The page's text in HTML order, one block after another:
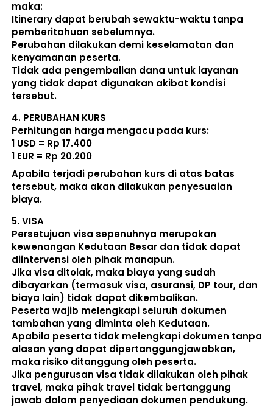
maka:
Itinerary dapat berubah sewaktu-waktu tanpa
pemberitahuan sebelumnya.
Perubahan dilakukan demi keselamatan dan
kenyamanan peserta.
Tidak ada pengembalian dana untuk layanan
yang tidak dapat digunakan akibat kondisi
tersebut.
4. PERUBAHAN KURS
Perhitungan harga mengacu pada kurs:
1 USD = Rp 17.400
1 EUR = Rp 20.200
Apabila terjadi perubahan kurs di atas batas
tersebut, maka akan dilakukan penyesuaian
biaya.
5. VISA
Persetujuan visa sepenuhnya merupakan
kewenangan Kedutaan Besar dan tidak dapat
diintervensi oleh pihak manapun.
Jika visa ditolak, maka biaya yang sudah
dibayarkan (termasuk visa, asuransi, DP tour, dan
biaya lain) tidak dapat dikembalikan.
Peserta wajib melengkapi seluruh dokumen
tambahan yang diminta oleh Kedutaan.
Apabila peserta tidak melengkapi dokumen tanpa
alasan yang dapat dipertanggungjawabkan,
maka risiko ditanggung oleh peserta.
Jika pengurusan visa tidak dilakukan oleh pihak
travel, maka pihak travel tidak bertanggung
jawab dalam penyediaan dokumen pendukung.